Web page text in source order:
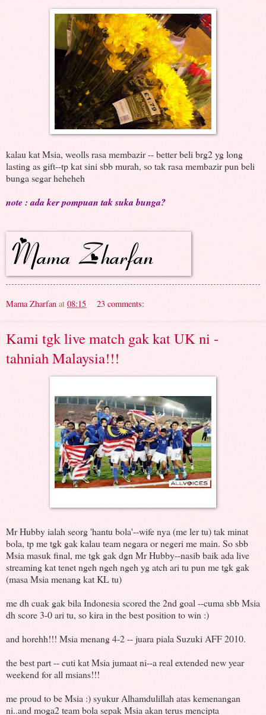
kalau kat Msia, weolls rasa membazir -- better beli brg2 yg long
lasting as gift--tp kat sini sbb murah, so tak rasa membazir pun beli
bunga segar heheheh
note : ada ker pompuan tak suka bunga?
Mama Zharfan at 08:15 23 comments:
Kami tgk live match gak kat UK ni -
tahniah Malaysia!!!
Mr Hubby ialah seorg 'hantu bola'--wife nya (me ler tu) tak minat
bola, tp me tgk gak kalau team negara or negeri me main. So sbb
Msia masuk final, me tgk gak dgn Mr Hubby--nasib baik ada live
streaming kat tenet ngeh ngeh ngeh yg atch ari tu pun me tgk gak
(masa Msia menang kat KL tu)
me dh cuak gak bila Indonesia scored the 2nd goal --cuma sbb Msia
dh score 3-0 ari tu, so kira in the best position to win :)
and horehh!!! Msia menang 4-2 -- juara piala Suzuki AFF 2010.
the best part -- cuti kat Msia jumaat ni--a real extended new year
weekend for all msians!!!
me proud to be Msia :) syukur Alhamdulillah atas kemenangan
ni..and moga2 team bola sepak Msia akan terus mencipta